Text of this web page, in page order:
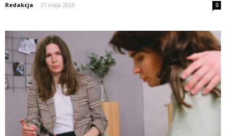
Redakcja - 31 maja 2026 0